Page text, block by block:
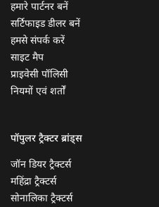
हमारे पार्टनर बनें
सर्टिफाइड डीलर बनें
हमसे संपर्क करें
साइट मैप
प्राइवेसी पॉलिसी
नियमों एवं शर्तों
पॉपुलर ट्रैक्टर ब्रांड्स
जॉन डियर ट्रैक्टर्स
महिंद्रा ट्रैक्टर्स
सोनालिका ट्रैक्टर्स